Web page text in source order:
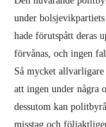
under
hade förutspått deras
förvånas, och ingen
Så mycket
att ingen under några
dessutom kan
misstag och